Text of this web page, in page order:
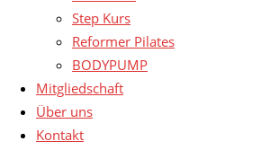
Step Kurs
Reformer Pilates
BODYPUMP
Mitgliedschaft
Über uns
Kontakt